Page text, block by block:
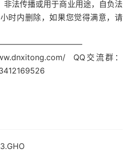
非法传播或用于商业用途，自负法
时内删除，如果您觉得满意，请
QQ交流群：